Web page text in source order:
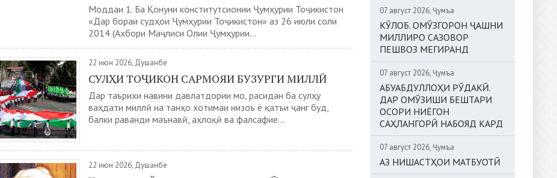
Моддаи 1. Ба Қонуни конститутсионии Ҷумҳурии Тоҷикистон
«Дар бораи судҳои Ҷумҳурии Тоҷикистон» аз 26 июли соли
2014 (Ахбори Маҷлиси Олии Ҷумҳурии...
22 июн 2026, Душанбе
СУЛҲИ ТОҶИКОН САРМОЯИ БУЗУРГИ МИЛЛӢ
Дар таърихи навини давлатдории мо, расидан ба сулҳу
ваҳдати миллӣ на танҳо хотимаи низоъ ё қатъи ҷанг буд,
балки раванди маънавӣ, ахлоқӣ ва фалсафие...
22 июн 2026, Душанбе
07 август 2026, Ҷумъа
КӮЛОБ. ОМӮЗГОРОН ҶАШНИ
МИЛЛИРО САЗОВОР
ПЕШВОЗ МЕГИРАНД
07 август 2026, Ҷумъа
АБУАБДУЛЛОҲИ РӮДАКӢ.
ДАР ОМӮЗИШИ БЕШТАРИ
ОСОРИ НИЁГОН
САҲЛАНГОРӢ НАБОЯД КАРД
07 август 2026, Ҷумъа
АЗ НИШАСТҲОИ МАТБУОТӢ